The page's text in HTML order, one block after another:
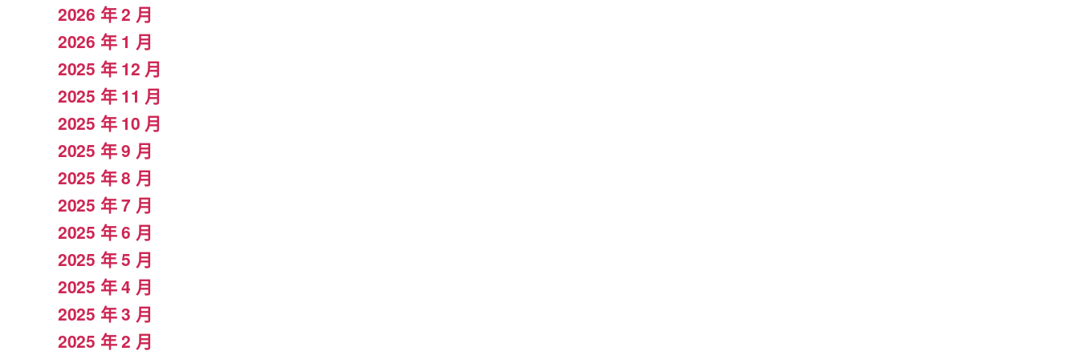
2026 年 2 月
2026 年 1 月
2025 年 12 月
2025 年 11 月
2025 年 10 月
2025 年 9 月
2025 年 8 月
2025 年 7 月
2025 年 6 月
2025 年 5 月
2025 年 4 月
2025 年 3 月
2025 年 2 月